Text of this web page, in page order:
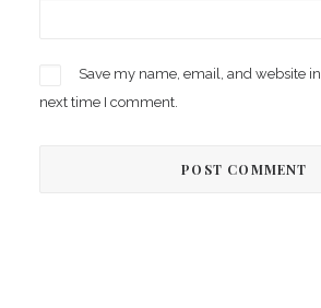
Save my name, email, and website
next time I comment.